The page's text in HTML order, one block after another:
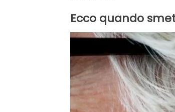
Ecco quando